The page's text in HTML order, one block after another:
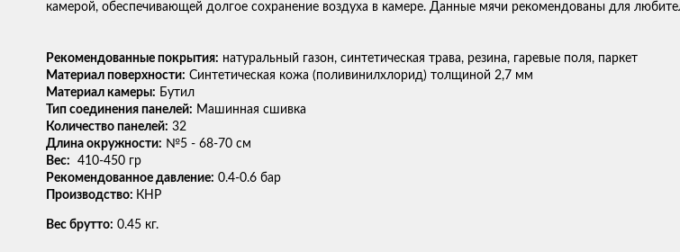
камерой, обеспечивающей долгое сохранение воздуха в камере. Данные мячи рекомендованы для
Рекомендованные покрытия: натуральный газон, синтетическая трава, резина, гаревые поля, паркет
Материал поверхности: Синтетическая кожа (поливинилхлорид) толщиной 2,7 мм
Материал камеры: Бутил
Тип соединения панелей: Машинная сшивка
Количество панелей: 32
Длина окружности: №5 - 68-70 см
Вес: 410-450 гр
Рекомендованное давление: 0.4-0.6 бар
Производство: КНР
Вес брутто: 0.45 кг.